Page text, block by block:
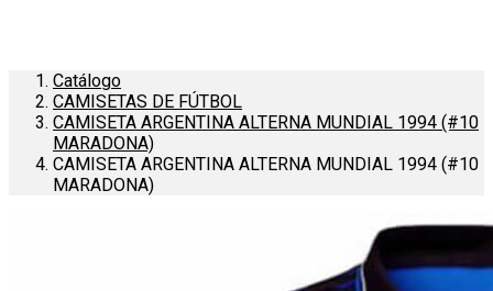
Catálogo
CAMISETAS DE FÚTBOL
CAMISETA ARGENTINA ALTERNA MUNDIAL 1994 (#10
MARADONA)
CAMISETA ARGENTINA ALTERNA MUNDIAL 1994 (#10
MARADONA)